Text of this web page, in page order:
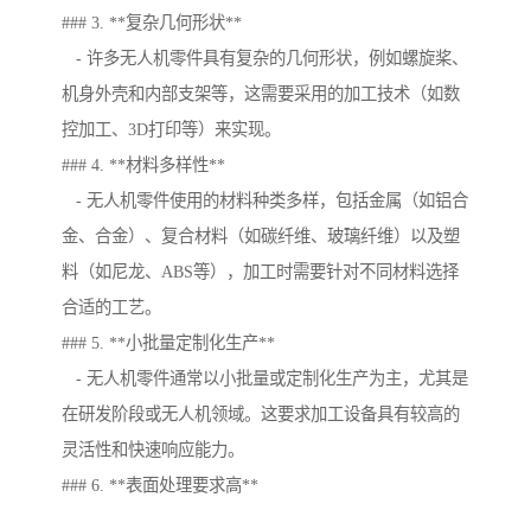
### 3. **复杂几何形状**
- 许多无人机零件具有复杂的几何形状，例如螺旋桨、
机身外壳和内部支架等，这需要采用的加工技术（如数
控加工、3D打印等）来实现。
### 4. **材料多样性**
- 无人机零件使用的材料种类多样，包括金属（如铝合
金、合金）、复合材料（如碳纤维、玻璃纤维）以及塑
料（如尼龙、ABS等），加工时需要针对不同材料选择
合适的工艺。
### 5. **小批量定制化生产**
- 无人机零件通常以小批量或定制化生产为主，尤其是
在研发阶段或无人机领域。这要求加工设备具有较高的
灵活性和快速响应能力。
### 6. **表面处理要求高**